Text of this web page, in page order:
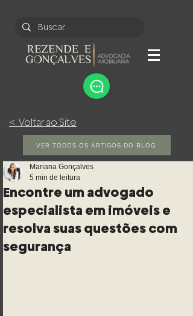
< Voltar ao Site
VER TODOS OS ARTIGOS DO BLOG
Encontre um advogado
especialista em imóveis e
resolva suas questões com
segurança
Mariana Gonçalves
5 min de leitura